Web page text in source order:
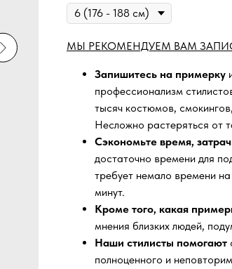
МЫ РЕКОМЕНДУЕМ ВАМ
Запишитесь на примерку
профессионализм
тысяч костюмов,
Несложно растеряться от
Сэкономьте время,
достаточно времени для
требует немало времени
минут.
Кроме того, какая
мнения близких людей,
Наши стилисты помогают
полноценного и